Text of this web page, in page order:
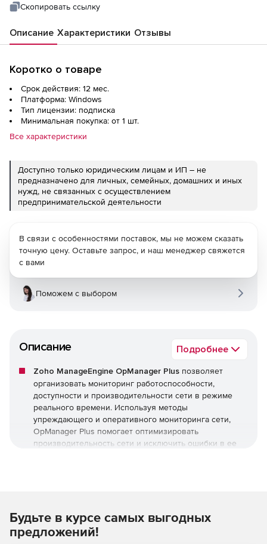
Скопировать ссылку
Описание Характеристики Отзывы
Коротко о товаре
Срок действия: 12 мес.
Платформа: Windows
Тип лицензии: подписка
Минимальная покупка: от 1 шт.
Все характеристики
Доступно только юридическим лицам и ИП – не
предназначено для личных, семейных, домашних и иных
нужд, не связанных с осуществлением
предпринимательской деятельности
Описание Подробнее
Zoho ManageEngine OpManager Plus позволяет
организовать мониторинг работоспособности,
доступности и производительности сети в режиме
реального времени. Используя методы
упреждающего и оперативного мониторинга сети,
OpManager Plus помогает оптимизировать
производительность сети и исключить ошибки в ее
также их состояния, включая следующее:
Потери пакетов.
В связи с особенностями поставок, мы не можем сказать
точную цену. Оставьте запрос, и наш менеджер свяжется
с вами
Поможем с выбором
Будьте в курсе самых выгодных
предложений!